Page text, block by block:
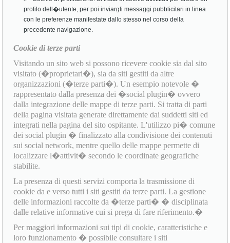
profilo dell�utente, per poi inviargli messaggi pubblicitari in linea
con le preferenze manifestate dallo stesso nel corso della
precedente navigazione.
Cookie di terze parti
Visitando un sito web si possono ricevere cookie sia dal sito
visitato (�proprietari�), sia da siti gestiti da altre
organizzazioni (�terze parti�). Un esempio notevole �
rappresentato dalla presenza dei �social plugin� ovvero
dalla integrazione delle mappe di terze parti. Si tratta di parti
della pagina visitata generate direttamente dai suddetti siti ed
integrati nella pagina del sito ospitante. L'utilizzo pi� comune
dei social plugin � finalizzato alla condivisione dei contenuti
sui social network, mentre quello delle mappe permette di
localizzare l�attivit� secondo le coordinate geografiche
stabilite.
La presenza di questi servizi comporta la trasmissione di
cookie da e verso tutti i siti gestiti da terze parti. La gestione
delle informazioni raccolte da �terze parti� � disciplinata
dalle relative informative cui si prega di fare riferimento.�
Per maggiori informazioni sui tipi di cookie, caratteristiche e
loro funzionamento � possibile consultare i siti